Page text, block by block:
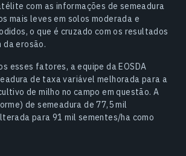
com as informações de semeadura
mais leves em solos moderada e
o que é cruzado com os resultados
da erosão.
esses fatores, a equipe da EOSDA
de taxa variável melhorada para a
de milho no campo em questão. A
de semeadura de 77,5 mil
para 91 mil sementes/ha como